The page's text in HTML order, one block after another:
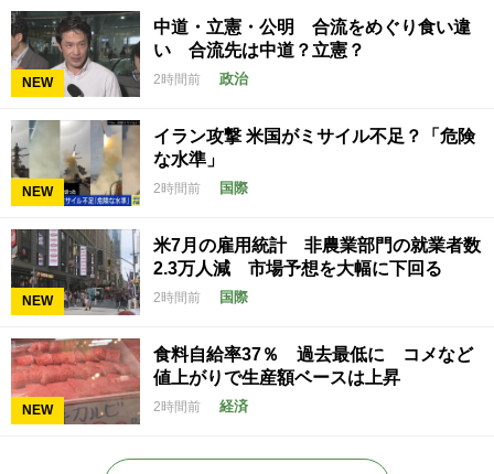
NEW
中道・立憲・公明 合流をめぐり食い違
い 合流先は中道？立憲？
2時間前 政治
NEW
イラン攻撃 米国がミサイル不足？「危険
な水準」
2時間前 国際
NEW
米7月の雇用統計 非農業部門の就業者数
2.3万人減 市場予想を大幅に下回る
2時間前 国際
NEW
食料自給率37％ 過去最低に コメなど
値上がりで生産額ベースは上昇
2時間前 経済